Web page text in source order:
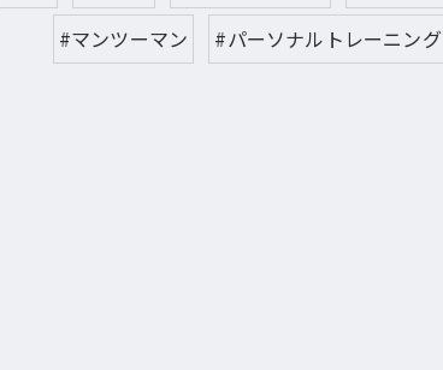
#マンツーマン
#パーソナルトレーニング